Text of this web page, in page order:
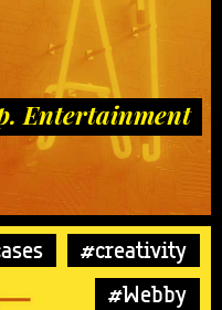
Entertainment
#creativity
#Webby